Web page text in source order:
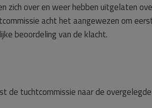
over en weer hebben uitgelaten
acht het aangewezen om
beoordeling van de klacht.
de tuchtcommissie naar de